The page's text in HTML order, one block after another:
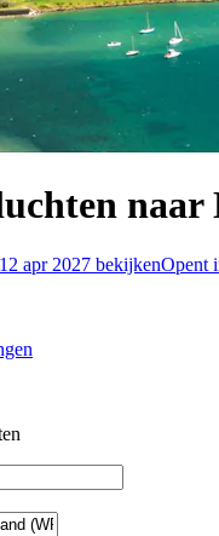
apr 2027 bekijkenOpent